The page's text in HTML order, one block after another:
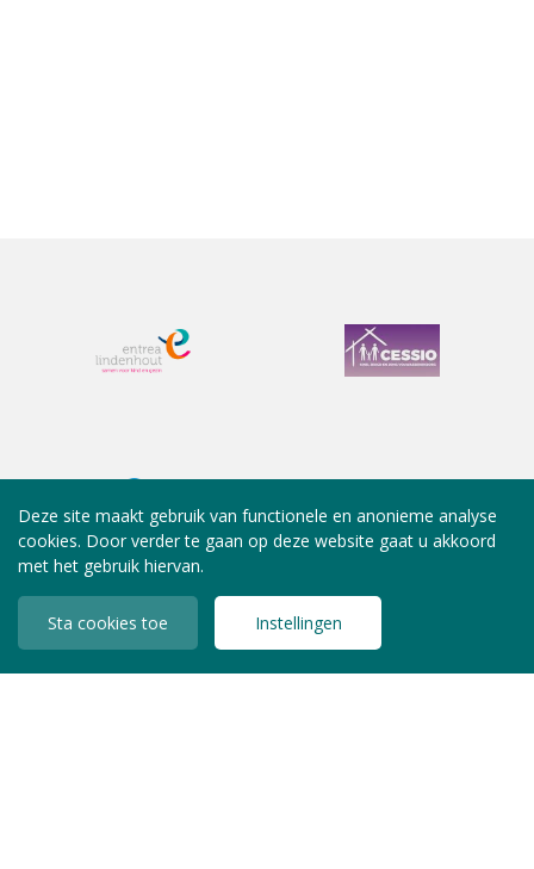
Deze site maakt gebruik van functionele en anonieme analyse
cookies. Door verder te gaan op deze website gaat u akkoord
met het gebruik hiervan.
Sta cookies toe Instellingen